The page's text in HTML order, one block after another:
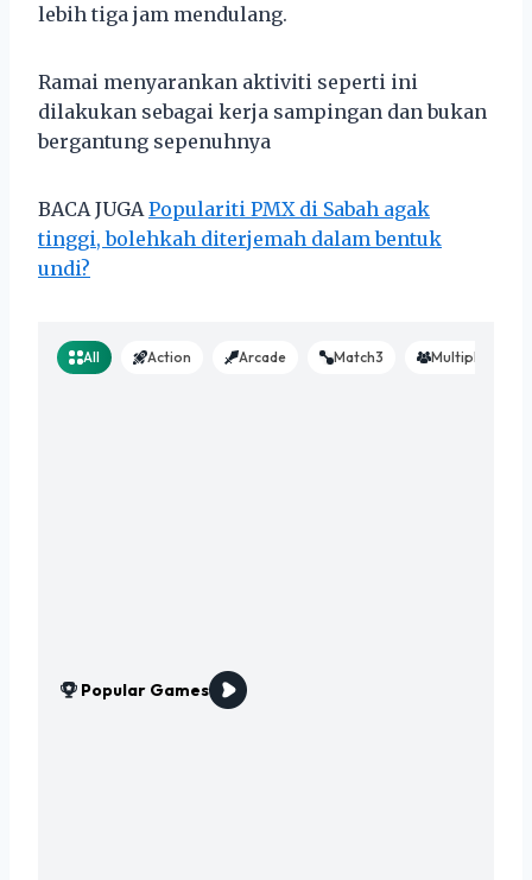
lebih tiga jam mendulang.
Ramai menyarankan aktiviti seperti ini
dilakukan sebagai kerja sampingan dan bukan
bergantung sepenuhnya
BACA JUGA Populariti PMX di Sabah agak
tinggi, bolehkah diterjemah dalam bentuk
undi?